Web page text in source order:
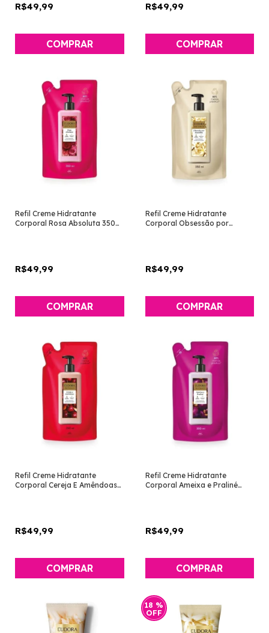
R$49,99 R$49,99
Refil Creme Hidratante
Corporal Rosa Absoluta 350ml
R$49,99
Refil Creme Hidratante
Corporal Obsessão por
R$49,99
Refil Creme Hidratante
Corporal Cereja E Amêndoas
R$49,99
Refil Creme Hidratante
Corporal Ameixa e Praliné
R$49,99
18 %
OFF